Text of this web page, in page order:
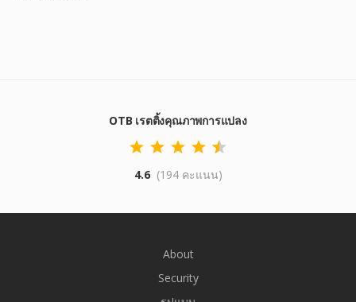
OTB เรตติ้งคุณภาพการแปลง
4.6 (194 คะแนน)
About
Security